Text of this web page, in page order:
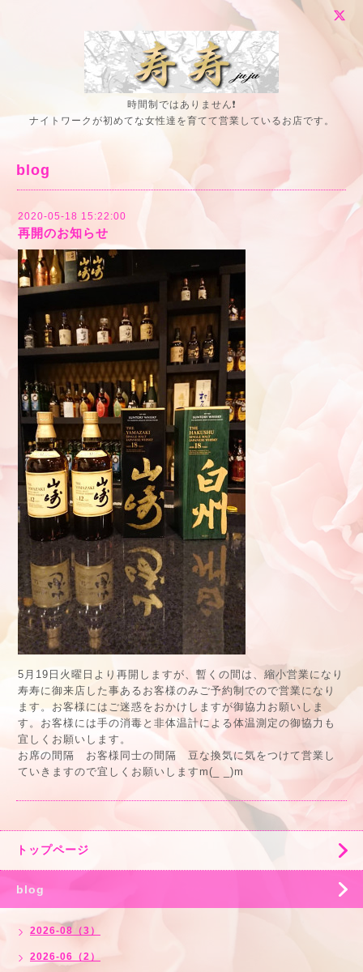
時間制ではありません❗
ナイトワークが初めてな女性達を育てて営業しているお店です。
blog
2020-05-18 15:22:00
再開のお知らせ
5月19日火曜日より再開しますが、暫くの間は、縮小営業になり
寿寿に御来店した事あるお客様のみご予約制でので営業になり
ます。お客様にはご迷惑をおかけしますが御協力お願いしま
す。お客様には手の消毒と非体温計による体温測定の御協力も
宜しくお願いします。
お席の間隔 お客様同士の間隔 豆な換気に気をつけて営業し
ていきますので宜しくお願いしますm(_ _)m
トップページ
blog
2026-08（3）
2026-06（2）